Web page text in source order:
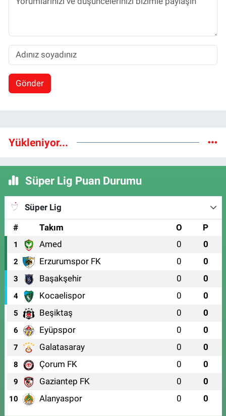
Gönder
Yükleniyor...
Süper Lig Puan Durumu
Süper Lig
#
Takım O P
1 Amed 0 0
2 Erzurumspor FK 0 0
3 Başakşehir 0 0
4 Kocaelispor 0 0
5 Beşiktaş 0 0
6 Eyüpspor 0 0
7 Galatasaray 0 0
8 Çorum FK 0 0
9 Gaziantep FK 0 0
10 Alanyaspor 0 0